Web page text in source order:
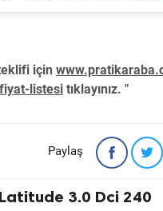
için
fiyat-listesi tıklayınız. "
Paylaş
3.0 Dci 240